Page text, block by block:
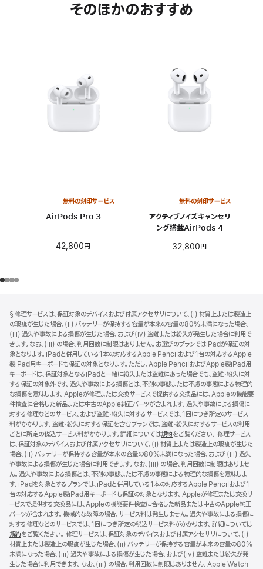
そのほかのおすすめ
無料の刻印サービス
AirPods Pro 3
42,800円
無料の刻印サービス
アクティブノイズキャンセリ
ング搭載AirPods 4
32,800円
ッ
タ
ー
注
§ 修理サービスは、保証対象のデバイスおよび付属アクセサリについて、(i) 材質上または製造上
の瑕疵が生じた場合、(ii) バッテリーが保持する容量が本来の容量の80%未満になった場合、
(iii) 過失や事故による損傷が生じた場合、および(iv) 盗難または紛失が発生した場合に利用で
きます。なお、(iii) の場合、利用回数に制限はありません。お選びのプランではiPadが保証の対
象となります。iPadと併用している1本の対応するApple Pencilおよび1台の対応するApple
製iPad用キーボードも保証の対象となります。ただし、Apple PencilおよびApple製iPad用
キーボードは、保証対象となるiPadと一緒に紛失または盗難にあった場合でも、盗難・紛失に対
する保証の対象外です。過失や事故による損傷とは、不測の事態または不慮の事態による物理的
な損傷を意味します。Appleが修理または交換サービスで提供する交換品には、Appleの機能要
件検査に合格した新品または中古のApple純正パーツが含まれます。過失や事故による損傷に
対する修理などのサービス、および盗難・紛失に対するサービスでは、1回につき所定のサービス
料がかかります。盗難・紛失に対する保証を含むプランでは、盗難・紛失に対するサービスの利用
ごとに所定の税込サービス料がかかります。詳細については規約（新
規
ウ
イ
ン
ド
ウ
で
開
き
ま
す）
をご覧ください。 修理サービス
は、保証対象のデバイスおよび付属アクセサリについて、(i) 材質上または製造上の瑕疵が生じた
場合、(ii) バッテリーが保持する容量が本来の容量の80%未満になった場合、および (iii) 過失
や事故による損傷が生じた場合に利用できます。なお、(iii) の場合、利用回数に制限はありませ
ん。過失や事故による損傷とは、不測の事態または不慮の事態による物理的な損傷を意味しま
す。iPadを対象とするプランでは、iPadと併用している1本の対応するApple Pencilおよび1
台の対応するApple製iPad用キーボードも保証の対象となります。Appleが修理または交換サ
ービスで提供する交換品には、Appleの機能要件検査に合格した新品または中古のApple純正
パーツが含まれます。機械的な故障の場合、サービス料は発生しません。過失や事故による損傷に
対する修理などのサービスでは、1回につき所定の税込サービス料がかかります。詳細については
規約（新
規
ウ
イ
をご覧ください。 修理サービスは、保証対象のデバイスおよび付属アクセサリについて、(i)
材質上または製造上の瑕疵が生じた場合、(ii) バッテリーが保持する容量が本来の容量の80%
未満になった場合、(iii) 過失や事故による損傷が生じた場合、および(iv) 盗難または紛失が発
生した場合に利用できます。なお、(iii) の場合、利用回数に制限はありません。Apple Watch